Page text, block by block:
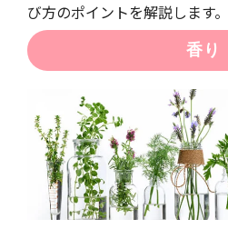
び方のポイントを解説します。
香り